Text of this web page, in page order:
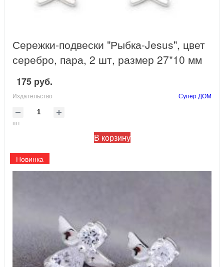
Сережки-подвески "Рыбка-Jesus", цвет
серебро, пара, 2 шт, размер 27*10 мм
175 руб.
Издательство Супер ДОМ
шт
В корзину
Новинка